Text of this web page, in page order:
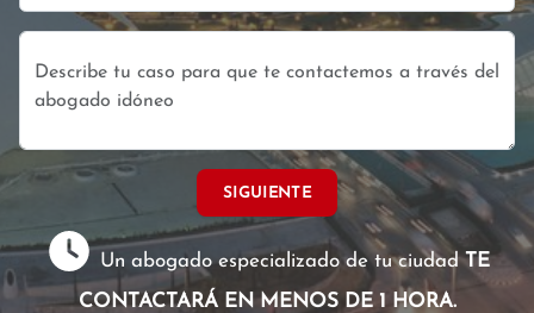
SIGUIENTE
Un abogado especializado de tu ciudadTE
CONTACTARÁ EN MENOS DE 1 HORA.